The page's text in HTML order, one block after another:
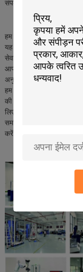
संपर्क करने में संकोच न करें।
हम अपने ग्राहकों को उत्कृष्ट
यह सुनिश्चित हो सके कि आपके
सेवाओं की एक पूरी श्रृंखला
आपकी विशिष्ट आवश्यकताओं
अनुकूलित सेवाएं प्रदान करते
हम आपके उपकरण के निरंतर
की आपूर्ति सेवाएं प्रदान करते
लिए हमारी परीक्षण मशीनों के
समर्पित हैयदि आपके कोई
करें और हम आपकी सहायता